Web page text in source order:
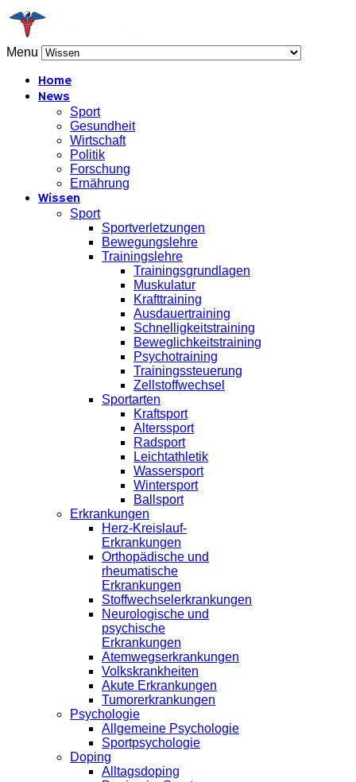
Menu
Home
News
Sport
Gesundheit
Wirtschaft
Politik
Forschung
Ernährung
Wissen
Sport
Sportverletzungen
Bewegungslehre
Trainingslehre
Trainingsgrundlagen
Muskulatur
Krafttraining
Ausdauertraining
Schnelligkeitstraining
Beweglichkeitstraining
Psychotraining
Trainingssteuerung
Zellstoffwechsel
Sportarten
Kraftsport
Alterssport
Radsport
Leichtathletik
Wassersport
Wintersport
Ballsport
Erkrankungen
Herz-Kreislauf-
Erkrankungen
Orthopädische und
rheumatische
Erkrankungen
Stoffwechselerkrankungen
Neurologische und
psychische
Erkrankungen
Atemwegserkrankungen
Volkskrankheiten
Akute Erkrankungen
Tumorerkrankungen
Psychologie
Allgemeine Psychologie
Sportpsychologie
Doping
Alltagsdoping